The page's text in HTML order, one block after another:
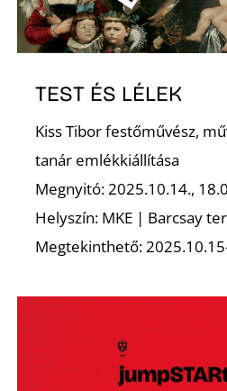
TEST ÉS LÉLEK
Kiss Tibor festőművész,
tanár emlékkiállítása
Megnyitó: 2025.10.14.,
Helyszín: MKE | Barcsay
Megtekinthető: